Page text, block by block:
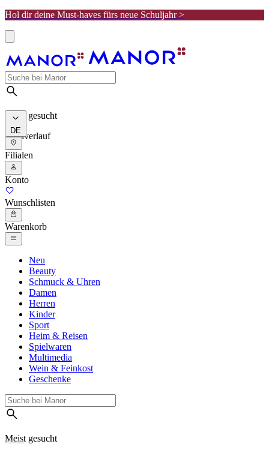
Hol dir deine Must-haves fürs neue Schuljahr >
Meist gesucht
Suchverlauf
DE
Filialen
Konto
Wunschlisten
Warenkorb
Neu
Beauty
Schmuck & Uhren
Damen
Herren
Kinder
Sport
Heim & Reisen
Spielwaren
Multimedia
Wein & Feinkost
Geschenke
Meist gesucht